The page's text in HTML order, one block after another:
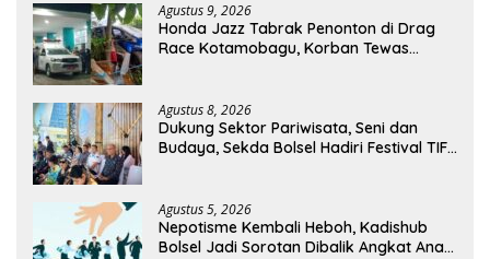
Agustus 9, 2026
Honda Jazz Tabrak Penonton di Drag
Race Kotamobagu, Korban Tewas
Agustus 8, 2026
Dukung Sektor Pariwisata, Seni dan
Budaya, Sekda Bolsel Hadiri Festival TIFF
Agustus 5, 2026
Nepotisme Kembali Heboh, Kadishub
Bolsel Jadi Sorotan Dibalik Angkat Anak